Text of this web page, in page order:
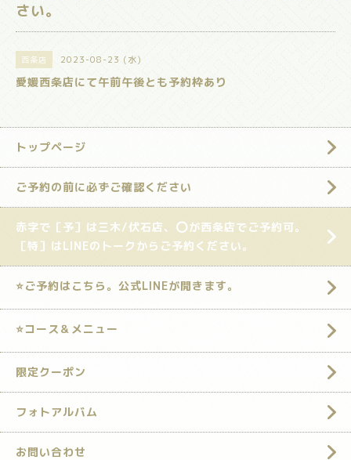
さい。
西条店 2023-08-23 (水)
愛媛西条店にて午前午後とも予約枠あり
トップページ
ご予約の前に必ずご確認ください
赤字で［予］は三木/伏石店、⭕️が西条店でご予約可。
［特］はLINEのトークからご予約ください。
⭐️ご予約はこちら。公式LINEが開きます。
⭐️コース＆メニュー
限定クーポン
フォトアルバム
お問い合わせ